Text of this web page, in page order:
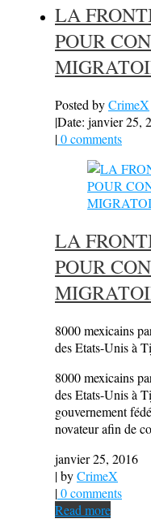
LA
POUR
Posted byCrimeX
|Date: janvier 25,
|0 comments
LA
POUR
8000 mexicains
des Etats-Unis à
8000 mexicains
des Etats-Unis à
gouvernement
novateur afin de
janvier 25, 2016
| byCrimeX
|0 comments
Read more